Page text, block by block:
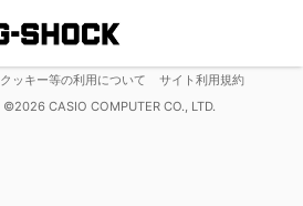
クッキー等の利用について
サイト利用規約
©2026 CASIO COMPUTER CO., LTD.